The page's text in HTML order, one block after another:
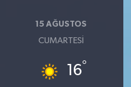
15 AĞUSTOS
CUMARTESI
16°